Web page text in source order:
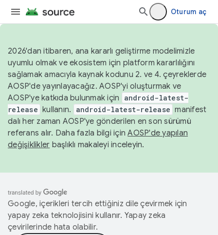
Oturum aç
2026'dan itibaren, ana kararlı geliştirme modelimizle
uyumlu olmak ve ekosistem için platform kararlılığını
sağlamak amacıyla kaynak kodunu 2. ve 4. çeyreklerde
AOSP'de yayınlayacağız. AOSP'yi oluşturmak ve
AOSP'ye katkıda bulunmak için
android-latest-
release kullanın. android-latest-release manifest
dalı her zaman AOSP'ye gönderilen en son sürümü
referans alır. Daha fazla bilgi içinAOSP'de yapılan
değişiklikler başlıklı makaleyi inceleyin.
Google, içerikleri tercih ettiğiniz dile çevirmek için
yapay zeka teknolojisini kullanır. Yapay zeka
çevirilerinde hata olabilir.